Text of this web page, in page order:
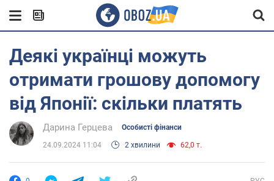
Деякі українці можуть
отримати грошову допомогу
від Японії: скільки платять
Дарина Герцева Особисті фінанси
24.09.2024 11:04 2 хвилини 62,0 т.